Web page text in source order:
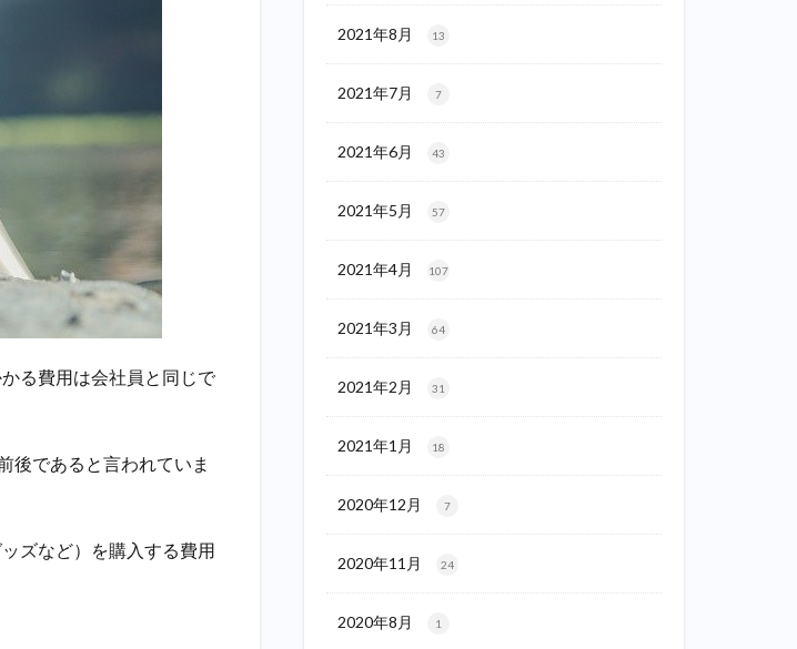
る費用は会社員と同じで
後であると言われていま
ズなど）を購入する費用
2021年8月 13
2021年7月 7
2021年6月 43
2021年5月 57
2021年4月 107
2021年3月 64
2021年2月 31
2021年1月 18
2020年12月 7
2020年11月 24
2020年8月 1